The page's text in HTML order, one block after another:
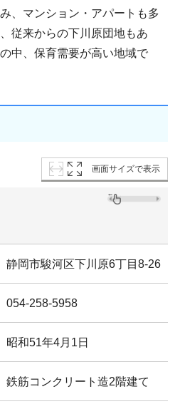
、マンション・アパートも多
従来からの下川原団地もあ
中、保育需要が高い地域で
画面サイズで表示
静岡市駿河区下川原6丁目8-26
054-258-5958
昭和51年4月1日
鉄筋コンクリート造2階建て